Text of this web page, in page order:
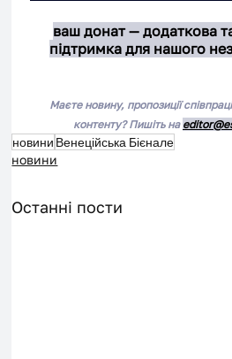
ваш донат — додаткова
підтримка для нашого
Маєте новину, пропозиції
контенту? Пишіть на
новини Венеційська Бієнале
новини
Останні пости